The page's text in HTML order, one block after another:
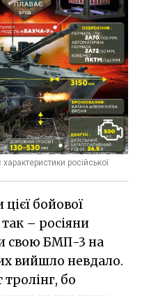
російської
бойової
– росіяни
свою БМП-3 на
вийшло невдало.
бо